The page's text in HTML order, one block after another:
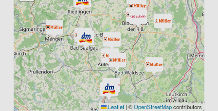
Leaflet | ©OpenStreetMapcontributors